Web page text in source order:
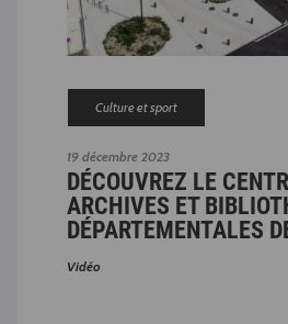
19 décembre 2023
Culture et sport
DÉCOUVREZ LE
ARCHIVES ET
DÉPARTEMENTALES
Vidéo